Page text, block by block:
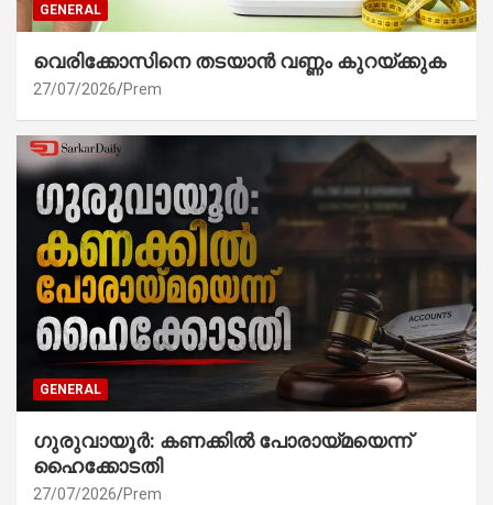
GENERAL
വെരിക്കോസിനെ തടയാൻ വണ്ണം കുറയ്ക്കുക
27/07/2026 Prem
GENERAL
ഗുരുവായൂർ: കണക്കിൽ പോരായ്മയെന്ന്
ഹൈക്കോടതി
27/07/2026 Prem